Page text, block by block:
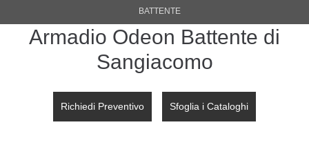
BATTENTE
Armadio Odeon Battente di
Sangiacomo
Richiedi Preventivo Sfoglia i Cataloghi